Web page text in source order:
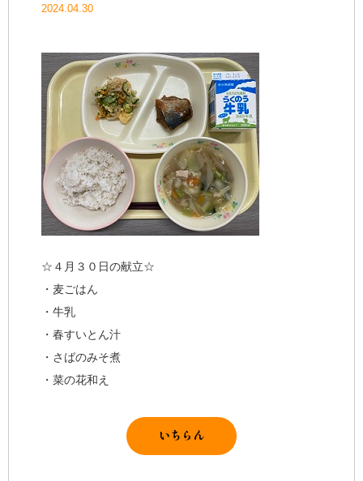
2024.04.30
☆４月３０日の献立☆
・麦ごはん
・牛乳
・春すいとん汁
・さばのみそ煮
・菜の花和え
いちらん